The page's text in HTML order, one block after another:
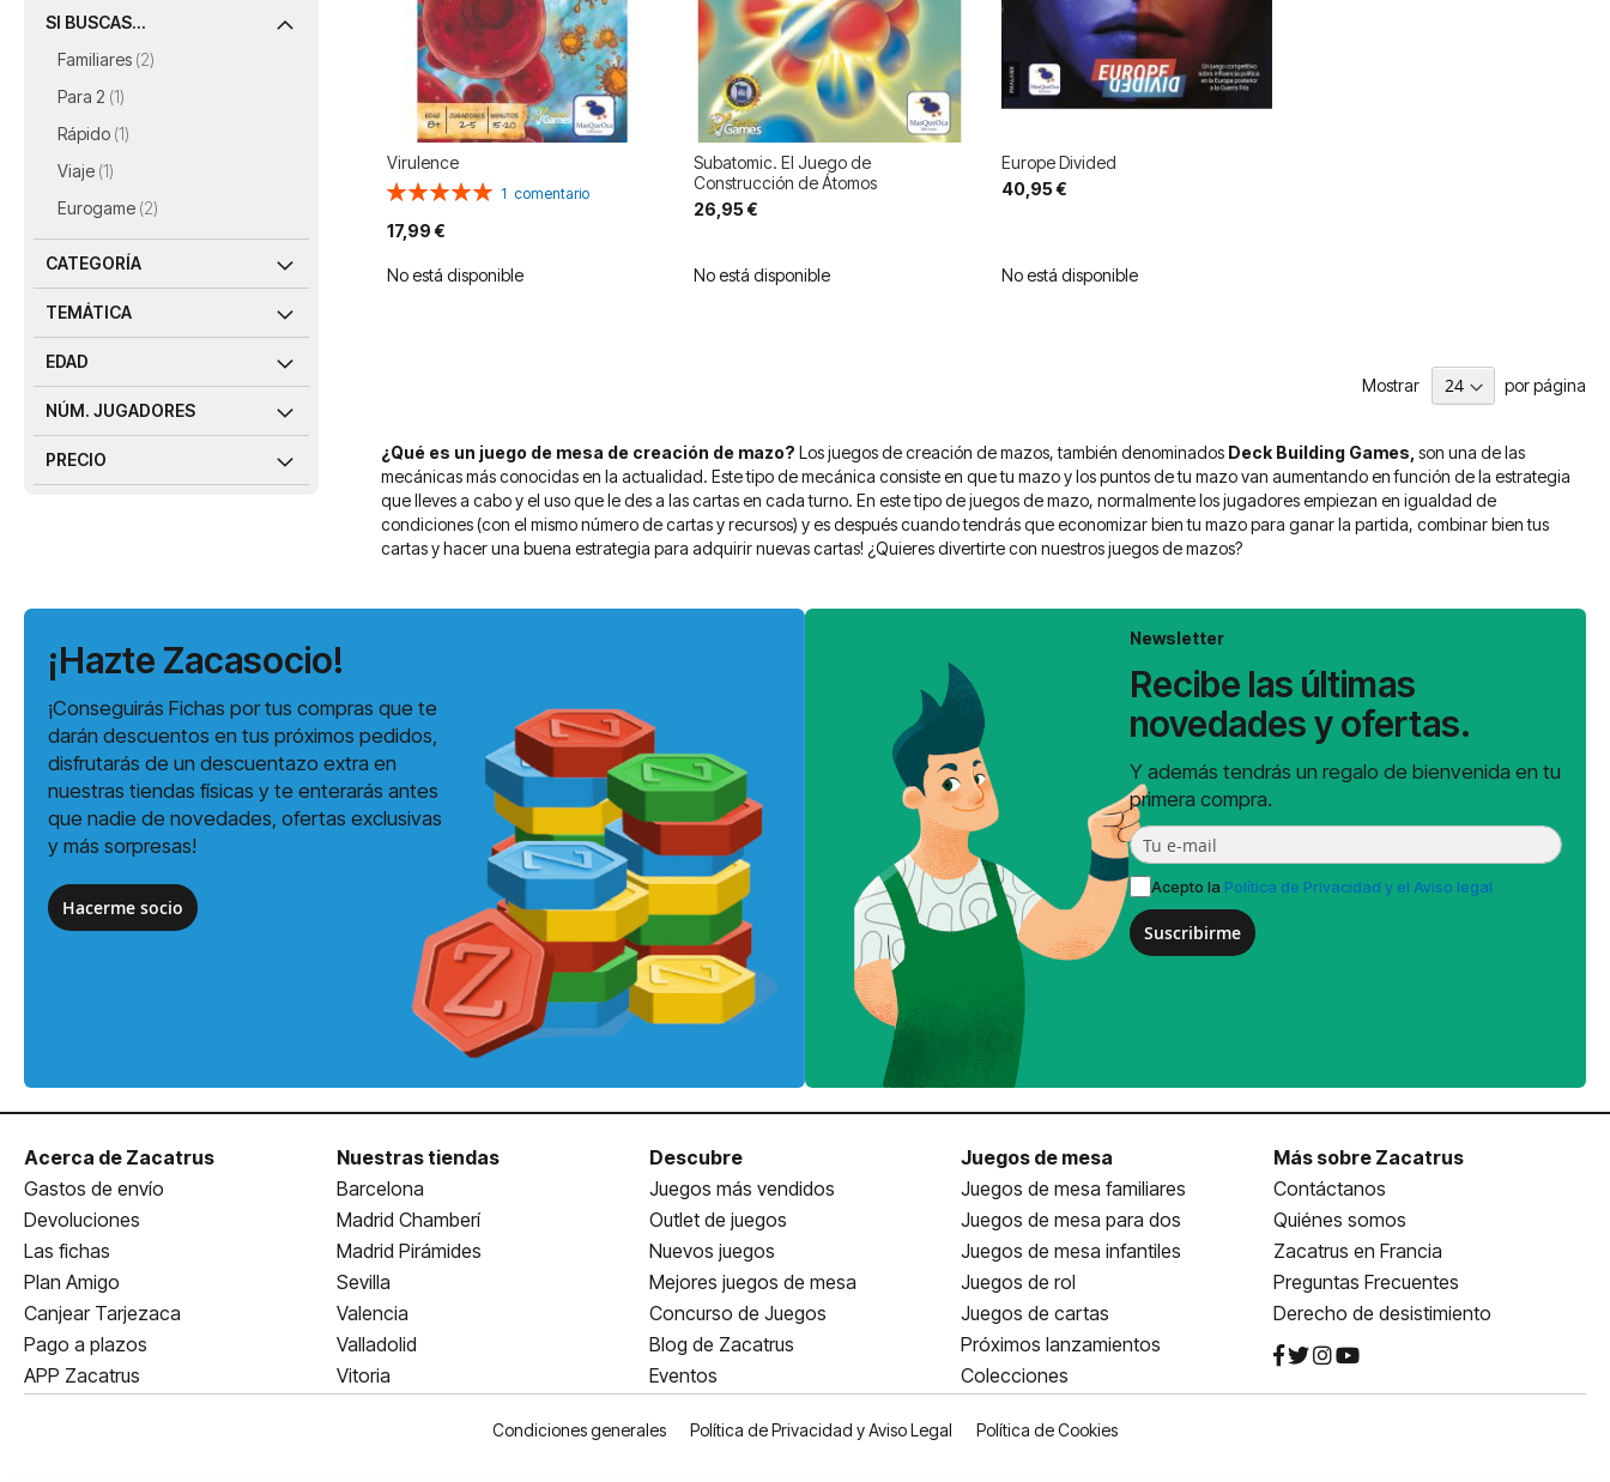
Virulence
Valoración:
1 comentario
17,99 €
No está disponible
Subatomic. El Juego de
Construcción de Átomos
26,95 €
No está disponible
Europe Divided
40,95 €
No está disponible
Mostrar por página
¿Qué es un juego de mesa de creación de mazo? Los juegos de creación de mazos, también denominados Deck Building Games, son una de las
mecánicas más conocidas en la actualidad. Este tipo de mecánica consiste en que tu mazo y los puntos de tu mazo van aumentando en función de la estrategia
que lleves a cabo y el uso que le des a las cartas en cada turno. En este tipo de juegos de mazo, normalmente los jugadores empiezan en igualdad de
condiciones (con el mismo número de cartas y recursos) y es después cuando tendrás que economizar bien tu mazo para ganar la partida, combinar bien tus
cartas y hacer una buena estrategia para adquirir nuevas cartas! ¿Quieres divertirte con nuestros juegos de mazos?
SI BUSCAS...
Familiares 2
artículos
Para 2 1
artículo
Rápido 1
artículo
Viaje 1
artículo
Eurogame 2
artículos
CATEGORÍA
TEMÁTICA
EDAD
NÚM. JUGADORES
PRECIO
¡Hazte Zacasocio!
¡Conseguirás Fichas por tus compras que te
darán descuentos en tus próximos pedidos,
disfrutarás de un descuentazo extra en
nuestras tiendas físicas y te enterarás antes
que nadie de novedades, ofertas exclusivas
y más sorpresas!
Hacerme socio
Newsletter
Recibe las últimas
novedades y ofertas.
Y además tendrás un regalo de bienvenida en tu
primera compra.
Acepto la Política de Privacidad y el Aviso legal
Suscribirme
Acerca de Zacatrus
Gastos de envío
Devoluciones
Las fichas
Plan Amigo
Canjear Tarjezaca
Pago a plazos
APP Zacatrus
Nuestras tiendas
Barcelona
Madrid Chamberí
Madrid Pirámides
Sevilla
Valencia
Valladolid
Vitoria
Descubre
Juegos más vendidos
Outlet de juegos
Nuevos juegos
Mejores juegos de mesa
Concurso de Juegos
Blog de Zacatrus
Eventos
Juegos de mesa
Juegos de mesa familiares
Juegos de mesa para dos
Juegos de mesa infantiles
Juegos de rol
Juegos de cartas
Próximos lanzamientos
Colecciones
Más sobre Zacatrus
Contáctanos
Quiénes somos
Zacatrus en Francia
Preguntas Frecuentes
Derecho de desistimiento
Condiciones generales Política de Privacidad y Aviso Legal Política de Cookies